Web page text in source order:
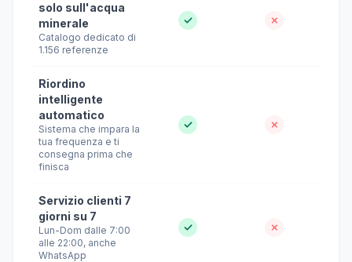
solo sull'acqua
minerale
Catalogo dedicato di
1.156 referenze
✓ ✗
Riordino
intelligente
automatico
Sistema che impara la
tua frequenza e ti
consegna prima che
finisca
✓ ✗
Servizio clienti 7
giorni su 7
Lun-Dom dalle 7:00
alle 22:00, anche
WhatsApp
✓ ✗